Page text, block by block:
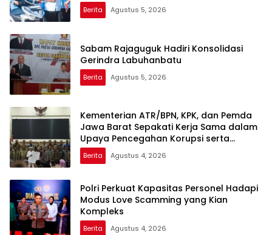
Berita Agustus 5, 2026
Sabam Rajaguguk Hadiri Konsolidasi
Gerindra Labuhanbatu
Berita Agustus 5, 2026
Kementerian ATR/BPN, KPK, dan Pemda
Jawa Barat Sepakati Kerja Sama dalam
Upaya Pencegahan Korupsi serta
Penguatan Ekonomi Daerah
Berita Agustus 4, 2026
Polri Perkuat Kapasitas Personel Hadapi
Modus Love Scamming yang Kian
Kompleks
Berita Agustus 4, 2026